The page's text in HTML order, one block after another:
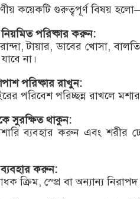
কয়েকটি গুরুত্বপূর্ণ বিষয়
পরিষ্কার করুন:
টায়ার, ডাবের খোসা,
না।
পরিষ্কার রাখুন:
পরিবেশ পরিচ্ছন্ন রাখলে মশার
সুরক্ষিত থাকুন:
ব্যবহার করুন এবং শরীর
করুন:
ক্রিম, স্প্রে বা অন্যান্য